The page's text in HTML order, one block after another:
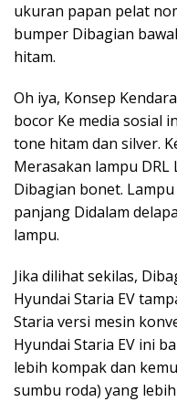
ukuran papan pelat
bumper Dibagian
hitam.
Oh iya, Konsep
bocor Ke media sosial
tone hitam dan silver.
Merasakan lampu DRL
Dibagian bonet.
panjang Didalam
lampu.
Jika dilihat sekilas,
Hyundai Staria EV
Staria versi mesin
Hyundai Staria EV ini
lebih kompak dan
sumbu roda) yang